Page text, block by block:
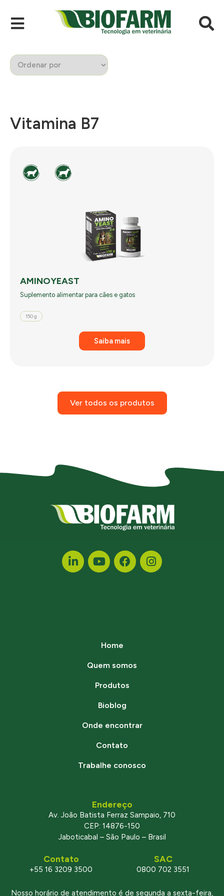
Vitamina B7
AMINOYEAST
Suplemento alimentar para cães e gatos
150 g
Saiba mais
Ver todos os produtos
Home
Quem somos
Produtos
Bioblog
Onde encontrar
Contato
Trabalhe conosco
Endereço
Av. João Batista Ferraz Sampaio, 710
CEP: 14876-150
Jaboticabal – São Paulo – Brasil
Contato
+55 16 3209 3500
SAC
0800 702 3551
Nosso horário de atendimento é de segunda a sexta-feira,